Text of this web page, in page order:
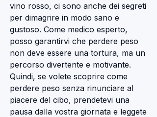
vino rosso, ci sono anche dei segreti
per dimagrire in modo sano e
gustoso. Come medico esperto,
posso garantirvi che perdere peso
non deve essere una tortura, ma un
percorso divertente e motivante.
Quindi, se volete scoprire come
perdere peso senza rinunciare al
piacere del cibo, prendetevi una
pausa dalla vostra giornata e leggete